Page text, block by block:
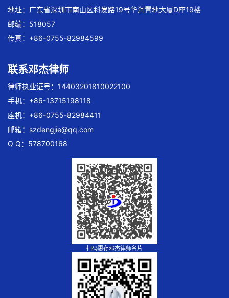
地址：广东省深圳市南山区科发路19号华润置地大厦D座19楼
邮编：518057
传真：+86-0755-82984599
联系邓杰律师
律师执业证号：14403201810022100
手机：+86-13715198118
座机：+86-0755-82984411
邮箱： szdengjie@qq.com
Q Q：578700168
扫码惠存邓杰律师名片